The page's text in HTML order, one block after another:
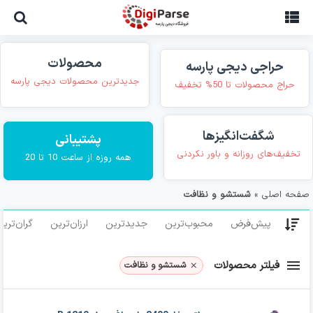
حراجی دیجی پارسه
حراج محصولات تا 50% تخفیف
محصولات
جدیدترین محصولات دیجی پارسه
شگفت‌انگیزها
تخفیف‌های روزانه و باور نکردنی
پشتیبانی
همه روزه از ساعت 10 تا 20
صفحه اصلی » شستشو و نظافت
پیش‌فرض محبوب‌ترین جدیدترین ارزان‌ترین
فیلتر محصولات شستشو و نظافت